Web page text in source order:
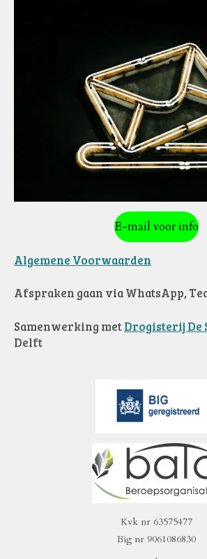
E-mail voor info
Algemene Voorwaarden
Afspraken gaan via WhatsApp,
Samenwerking metDrogisterij De
Delft
Kvk nr 63575477
Big nr 9061086830